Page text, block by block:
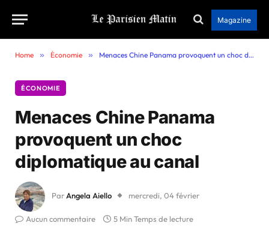
Magazine
Home » Économie » Menaces Chine Panama provoquent un choc diplomatique au canal
ÉCONOMIE
Menaces Chine Panama
provoquent un choc
diplomatique au canal
Par Angela Aiello mercredi, 04 février
Aucun commentaire 5 Min Temps de lecture